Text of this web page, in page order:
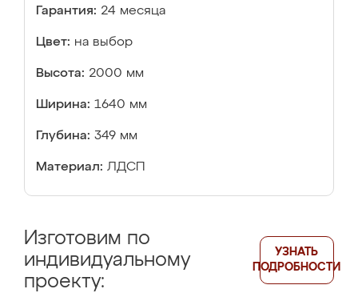
Гарантия: 24 месяца
Цвет: на выбор
Высота: 2000 мм
Ширина: 1640 мм
Глубина: 349 мм
Материал: ЛДСП
Изготовим по
индивидуальному
проекту:
УЗНАТЬ
ПОДРОБНОСТИ